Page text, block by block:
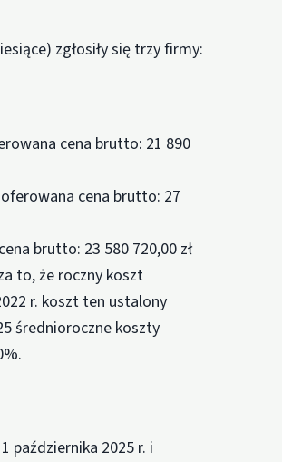
zgłosiły się trzy firmy:
cena brutto: 21 890
cena brutto: 27
brutto: 23 580 720,00 zł
to, że roczny koszt
r. koszt ten ustalony
średnioroczne koszty
października 2025 r. i